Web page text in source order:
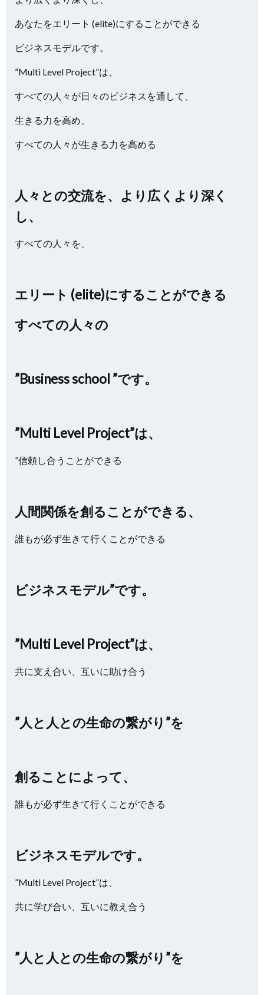
あなたをエリート (elite)にすることができる
ビジネスモデルです。
”Multi Level Project”は、
すべての人々が日々のビジネスを通して、
生きる力を高め、
すべての人々が生きる力を高める
人々との交流を、より広くより深く
し、
すべての人々を、
エリート (elite)にすることができる
すべての人々の
”Business school ”です。
”Multi Level Project”は、
”信頼し合うことができる
人間関係を創ることができる、
誰もが必ず生きて行くことができる
ビジネスモデル”です。
”Multi Level Project”は、
共に支え合い、互いに助け合う
”人と人との生命の繋がり”を
創ることによって、
誰もが必ず生きて行くことができる
ビジネスモデルです。
”Multi Level Project”は、
共に学び合い、互いに教え合う
”人と人との生命の繋がり”を